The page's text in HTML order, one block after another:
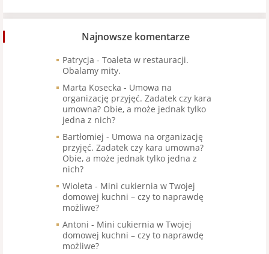
Najnowsze komentarze
Patrycja - Toaleta w restauracji.
Obalamy mity.
Marta Kosecka - Umowa na
organizację przyjęć. Zadatek czy kara
umowna? Obie, a może jednak tylko
jedna z nich?
Bartłomiej - Umowa na organizację
przyjęć. Zadatek czy kara umowna?
Obie, a może jednak tylko jedna z
nich?
Wioleta - Mini cukiernia w Twojej
domowej kuchni – czy to naprawdę
możliwe?
Antoni - Mini cukiernia w Twojej
domowej kuchni – czy to naprawdę
możliwe?